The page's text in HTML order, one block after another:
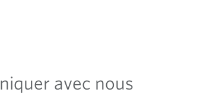
avec nous